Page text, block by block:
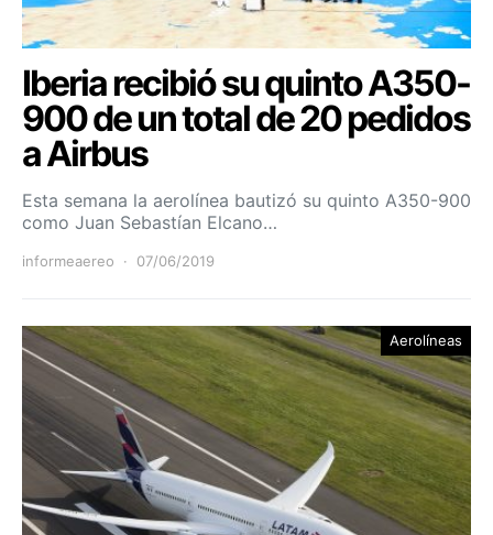
Iberia recibió su quinto A350-
900 de un total de 20 pedidos
a Airbus
Esta semana la aerolínea bautizó su quinto A350-900
como Juan Sebastían Elcano…
informeaereo 07/06/2019
Aerolíneas